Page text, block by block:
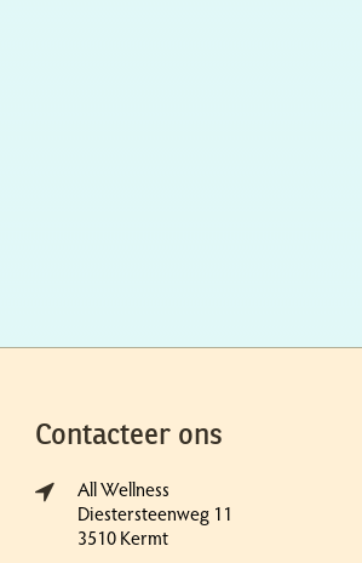
Contacteer ons
All Wellness
Diestersteenweg 11
3510 Kermt